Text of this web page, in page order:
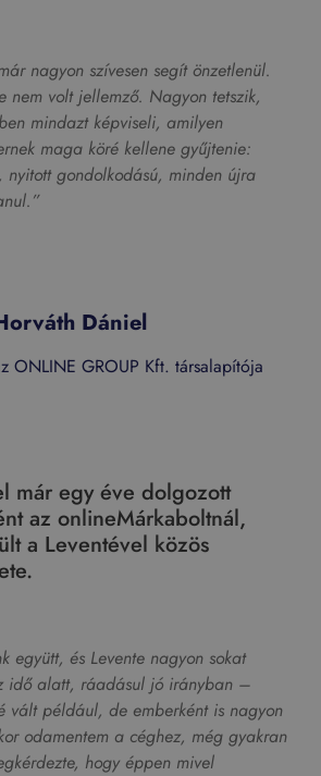
nagyon szívesen segít önzetlenül.
nem volt jellemző. Nagyon tetszik,
mindazt képviseli, amilyen
maga köré kellene gyűjtenie:
nyitott gondolkodású, minden újra
Dániel
ONLINE GROUP Kft. társalapítója
már egy éve dolgozott
az onlineMárkaboltnál,
a Leventével közös
együtt, és Levente nagyon sokat
idő alatt, ráadásul jó irányban –
vált például, de emberként is nagyon
odamentem a céghez, még gyakran
hogy éppen mivel